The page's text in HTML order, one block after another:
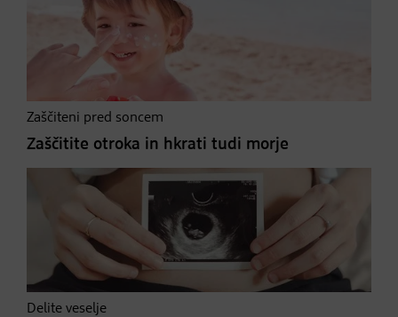
Zaščiteni pred soncem
Zaščitite otroka in hkrati tudi morje
Delite veselje